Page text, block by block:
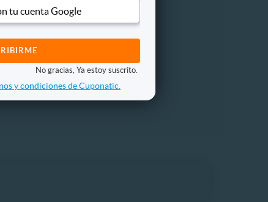
tu cuenta Google
No gracias, Ya estoy suscrito.
y condiciones de Cuponatic.